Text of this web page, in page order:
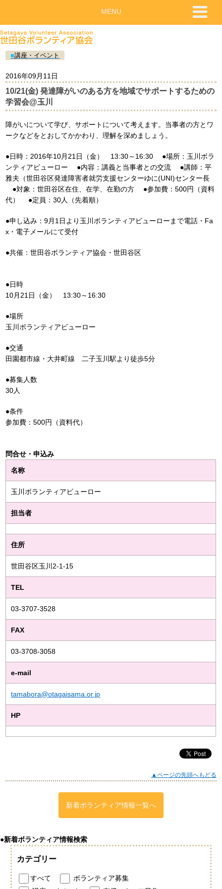
■講座・イベント
2016年09月11日
10/21(金) 発達障がいのある方を地域でサポートするための
学習会@玉川
障がいについて学び、サポートについて考えます。当事者の方とワ
ークなどをとおしてかかわり、理解を深めましょう。
●日時：2016年10月21日（金） 13:30～16:30 ●場所：玉川ボラ
ンティアビューロー ●内容：講義と当事者との交流 ●講師：平
雅夫（世田谷区発達障害者就労支援センターゆに(UNI)センター長
●対象：世田谷区在住、在学、在勤の方 ●参加費：500円（資料
代） ●定員：30人（先着順）
●申し込み：9月1日より玉川ボランティアビューローまで電話・Fa
x・電子メールにて受付
●共催：世田谷ボランティア協会・世田谷区
●日時
10月21日（金） 13:30～16:30
●場所
玉川ボランティアビューロー
●交通
田園都市線・大井町線 二子玉川駅より徒歩5分
●募集人数
30人
●条件
参加費：500円（資料代）
問合せ・申込み
名称
玉川ボランティアビューロー
担当者
住所
世田谷区玉川2-1-15
TEL
03-3707-3528
FAX
03-3708-3058
e-mail
tamabora@otagaisama.or.jp
HP
▲ページの先頭へもどる
新着ボランティア情報一覧へ
●新着ボランティア情報検索
カテゴリー
すべて
ボランティア募集
MENU